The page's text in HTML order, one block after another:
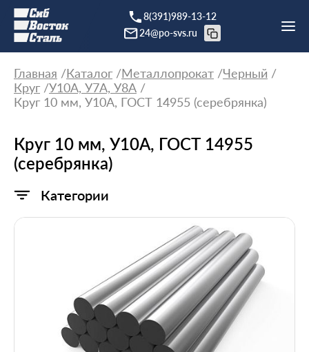
8(391)989-13-12
24@po-svs.ru
Главная Каталог Металлопрокат
Черный
Круг У10А, У7А, У8А
Круг 10 мм, У10А, ГОСТ 14955 (серебрянка)
Круг 10 мм, У10А, ГОСТ 14955
(серебрянка)
Категории